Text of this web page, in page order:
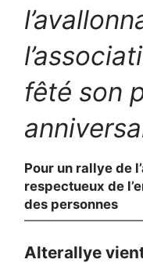
fêté son
Pour un rallye de
respectueux de
des personnes
Alterallye